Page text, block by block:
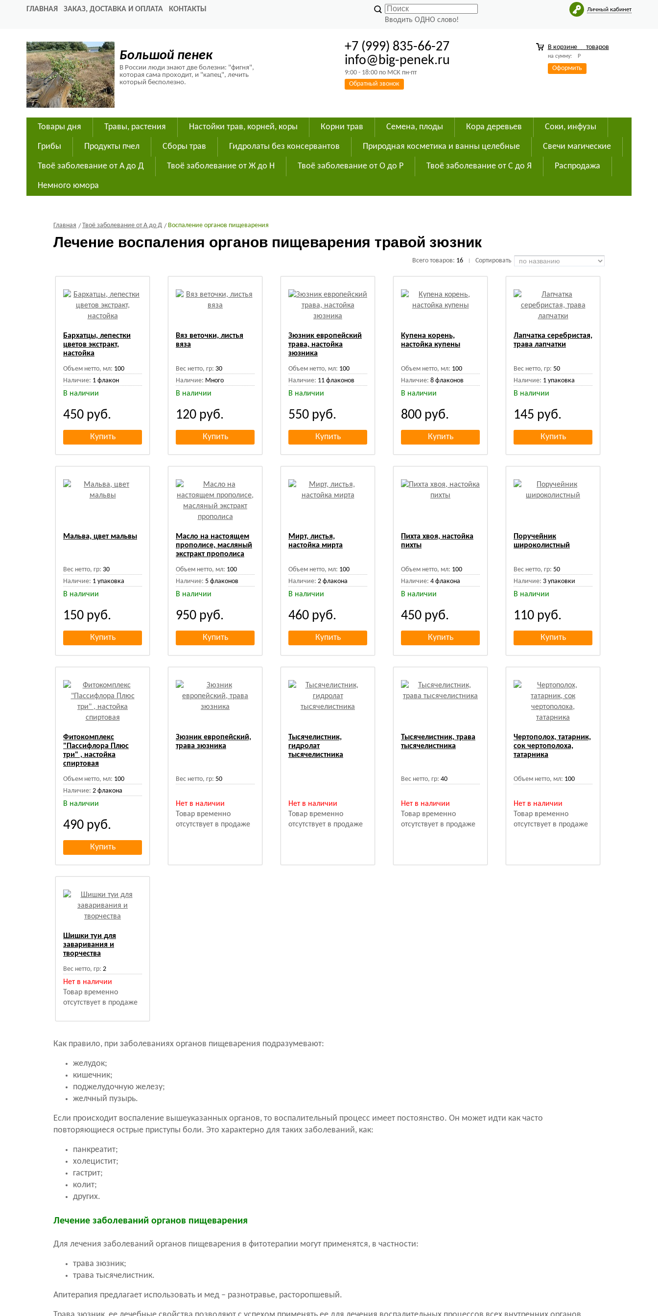
ГЛАВНАЯ ЗАКАЗ, ДОСТАВКА И ОПЛАТА
КОНТАКТЫ
Вводить ОДНО слово!
Личный кабинет
Большой пенек
В России люди знают две болезни: "фигня",
которая сама проходит, и "капец", лечить
который бесполезно.
+7 (999) 835-66-27
info@big-penek.ru
9:00 - 18:00 по МСК пн-пт
Обратный звонок
В корзине товаров
на сумму: Р
Оформить
Товары дня Травы, растения Настойки трав, корней, коры Корни трав Семена, плоды Кора деревьев Соки, инфузы
Грибы Продукты пчел Сборы трав Гидролаты без консервантов Природная косметика и ванны целебные Свечи магические
Твоё заболевание от А до Д Твоё заболевание от Ж до Н Твоё заболевание от О до Р Твоё заболевание от С до Я Распродажа
Немного юмора
Главная Твоё заболевание от А до Д Воспаление органов пищеварения
Лечение воспаления органов пищеварения травой зюзник
Всего товаров: 16 Сортировать
Бархатцы, лепестки
цветов экстракт,
настойка
Объем нетто, мл: 100
Наличие: 1 флакон
В наличии
450 руб.
Вяз веточки, листья
вяза
Вес нетто, гр: 30
Наличие: Много
В наличии
120 руб.
Зюзник европейский
трава, настойка
зюзника
Объем нетто, мл: 100
Наличие: 11 флаконов
В наличии
550 руб.
Купена корень,
настойка купены
Объем нетто, мл: 100
Наличие: 8 флаконов
В наличии
800 руб.
Лапчатка серебристая,
трава лапчатки
Вес нетто, гр: 50
Наличие: 1 упаковка
В наличии
145 руб.
Мальва, цвет мальвы
Вес нетто, гр: 30
Наличие: 1 упаковка
В наличии
150 руб.
Масло на настоящем
прополисе, масляный
экстракт прополиса
Объем нетто, мл: 100
Наличие: 5 флаконов
В наличии
950 руб.
Мирт, листья,
настойка мирта
Объем нетто, мл: 100
Наличие: 2 флакона
В наличии
460 руб.
Пихта хвоя, настойка
пихты
Объем нетто, мл: 100
Наличие: 4 флакона
В наличии
450 руб.
Поручейник
широколистный
Вес нетто, гр: 50
Наличие: 3 упаковки
В наличии
110 руб.
Фитокомплекс
"Пассифлора Плюс
три" , настойка
спиртовая
Объем нетто, мл: 100
Наличие: 2 флакона
В наличии
490 руб.
Зюзник европейский,
трава зюзника
Вес нетто, гр: 50
Нет в наличии
Товар временно
отсутствует в продаже
Тысячелистник,
гидролат
тысячелистника
Нет в наличии
Товар временно
отсутствует в продаже
Тысячелистник, трава
тысячелистника
Вес нетто, гр: 40
Нет в наличии
Товар временно
отсутствует в продаже
Чертополох, татарник,
сок чертополоха,
татарника
Объем нетто, мл: 100
Нет в наличии
Товар временно
отсутствует в продаже
Шишки туи для
заваривания и
творчества
Вес нетто, гр: 2
Нет в наличии
Товар временно
отсутствует в продаже
Как правило, при заболеваниях органов пищеварения подразумевают:
желудок;
кишечник;
поджелудочную железу;
желчный пузырь.
Если происходит воспаление вышеуказанных органов, то воспалительный процесс имеет постоянство. Он может идти как часто
повторяющиеся острые приступы боли. Это характерно для таких заболеваний, как:
панкреатит;
холецистит;
гастрит;
колит;
других.
Лечение заболеваний органов пищеварения
Для лечения заболеваний органов пищеварения в фитотерапии могут применятся, в частности:
трава зюзник;
трава тысячелистник.
Апитерапия предлагает использовать и мед – разнотравье, расторопшевый.